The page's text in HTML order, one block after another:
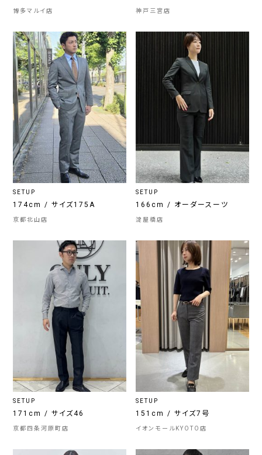
博多マルイ店 神戸三宮店
SETUP
174cm / サイズ175A
京都北山店
SETUP
166cm / オーダースーツ
淀屋橋店
SETUP
171cm / サイズ46
京都四条河原町店
SETUP
151cm / サイズ7号
イオンモールKYOTO店